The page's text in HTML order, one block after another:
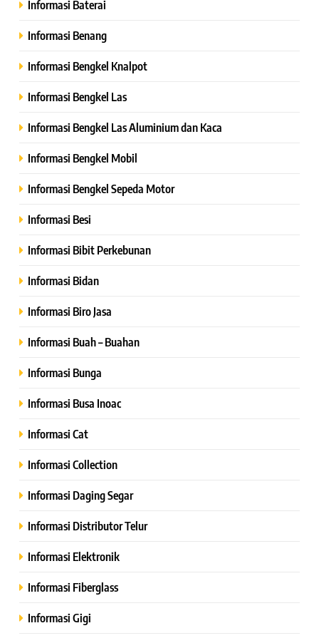
Informasi Baterai
Informasi Benang
Informasi Bengkel Knalpot
Informasi Bengkel Las
Informasi Bengkel Las Aluminium dan Kaca
Informasi Bengkel Mobil
Informasi Bengkel Sepeda Motor
Informasi Besi
Informasi Bibit Perkebunan
Informasi Bidan
Informasi Biro Jasa
Informasi Buah – Buahan
Informasi Bunga
Informasi Busa Inoac
Informasi Cat
Informasi Collection
Informasi Daging Segar
Informasi Distributor Telur
Informasi Elektronik
Informasi Fiberglass
Informasi Gigi